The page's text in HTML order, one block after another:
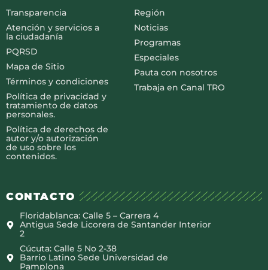
Transparencia
Atención y servicios a
la ciudadanía
PQRSD
Mapa de Sitio
Términos y condiciones
Política de privacidad y
tratamiento de datos
personales.
Política de derechos de
autor y/o autorización
de uso sobre los
contenidos.
Región
Noticias
Programas
Especiales
Pauta con nosotros
Trabaja en Canal TRO
CONTACTO
Floridablanca: Calle 5 – Carrera 4
Antigua Sede Licorera de Santander Interior
2
Cúcuta: Calle 5 No 2-38
Barrio Latino Sede Universidad de
Pamplona